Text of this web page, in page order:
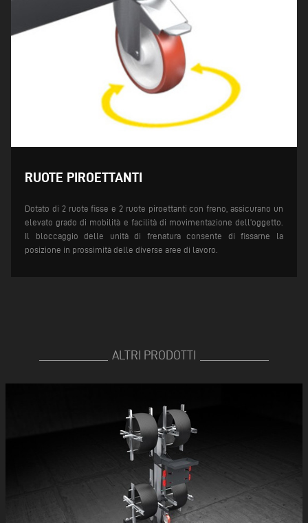
RUOTE PIROETTANTI
Dotato di 2 ruote fisse e 2 ruote piroettanti con freno, assicurano un
elevato grado di mobilità e facilità di movimentazione dell’oggetto.
Il bloccaggio delle unità di frenatura consente di fissarne la
posizione in prossimità delle diverse aree di lavoro.
ALTRI PRODOTTI